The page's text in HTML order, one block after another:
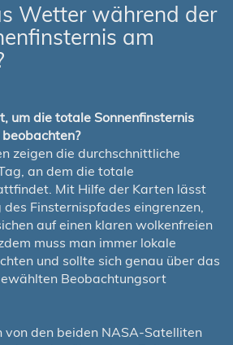
Wetter während der
am
um die totale Sonnenfinsternis
zeigen die durchschnittliche
an dem die totale
Mit Hilfe der Karten lässt
Finsternispfades eingrenzen,
auf einen klaren wolkenfreien
muss man immer lokale
und sollte sich genau über das
Beobachtungsort
von den beiden NASA-Satelliten